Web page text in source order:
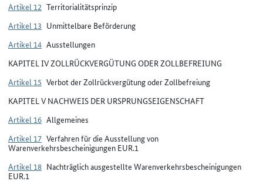
Artikel 12 Territorialitätsprinzip
Artikel 13 Unmittelbare Beförderung
Artikel 14 Ausstellungen
KAPITEL IV ZOLLRÜCKVERGÜTUNG ODER ZOLLBEFREIUNG
Artikel 15 Verbot der Zollrückvergütung oder Zollbefreiung
KAPITEL V NACHWEIS DER URSPRUNGSEIGENSCHAFT
Artikel 16 Allgemeines
Artikel 17 Verfahren für die Ausstellung von
Warenverkehrsbescheinigungen EUR.1
Artikel 18 Nachträglich ausgestellte Warenverkehrsbescheinigungen
EUR.1